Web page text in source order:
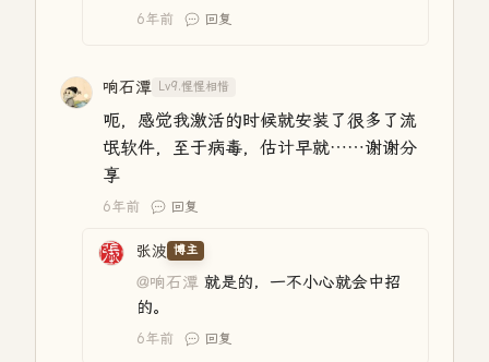
6年前 回复
响石潭 Lv9.惺惺相惜
呃，感觉我激活的时候就安装了很多了流
氓软件，至于病毒，估计早就……谢谢分
享
6年前 回复
张波 博主
@响石潭 就是的，一不小心就会中招
的。
6年前 回复